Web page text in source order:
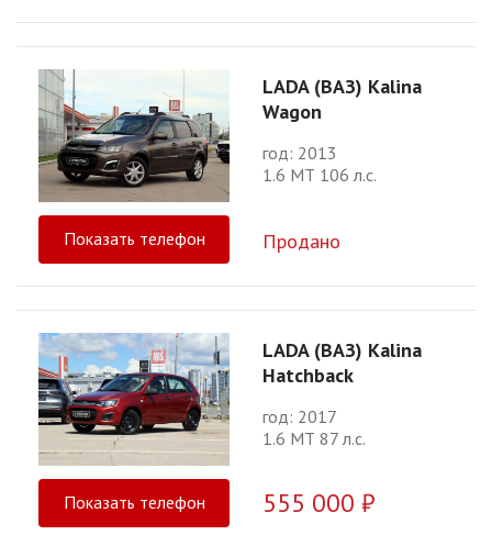
LADA (ВАЗ) Kalina
Wagon
год: 2013
1.6 МТ 106 л.с.
Показать телефон Продано
LADA (ВАЗ) Kalina
Hatchback
год: 2017
1.6 МТ 87 л.с.
Показать телефон 555 000 ₽